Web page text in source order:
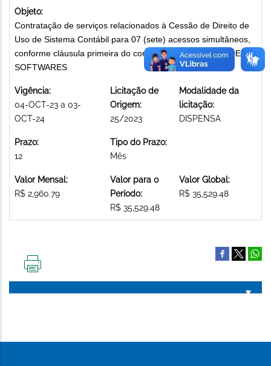
Objeto:
Contratação de serviços relacionados à Cessão de Direito de
Uso de Sistema Contábil para 07 (sete) acessos simultâneos,
conforme cláusula primeira do contrato MANUTENÇÃO DE
SOFTWARES
Vigência:
04-OCT-23 a 03-
OCT-24
Licitação de
Origem:
25/2023
Modalidade da
licitação:
DISPENSA
Prazo:
12
Tipo do Prazo:
Mês
Valor Mensal:
R$ 2,960.79
Valor para o
Período:
R$ 35,529.48
Valor Global:
R$ 35,529.48
PÁGINA